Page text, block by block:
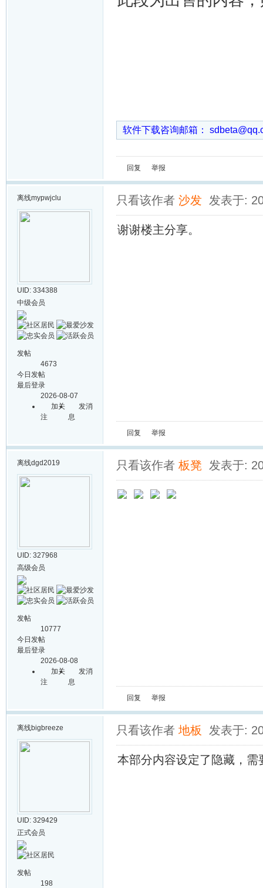
软件下载咨询邮箱：
回复 举报
离线mypwjclu
UID: 334388
中级会员
发帖
4673
今日发帖
最后登录
2026-08-07
加关
注
发消
息
只看该作者 沙发 发表于:
谢谢楼主分享。
回复 举报
离线dgd2019
UID: 327968
高级会员
发帖
10777
今日发帖
最后登录
2026-08-08
加关
注
发消
息
只看该作者 板凳 发表于:
回复 举报
离线bigbreeze
UID: 329429
正式会员
发帖
198
只看该作者 地板 发表于:
本部分内容设定了隐藏，需